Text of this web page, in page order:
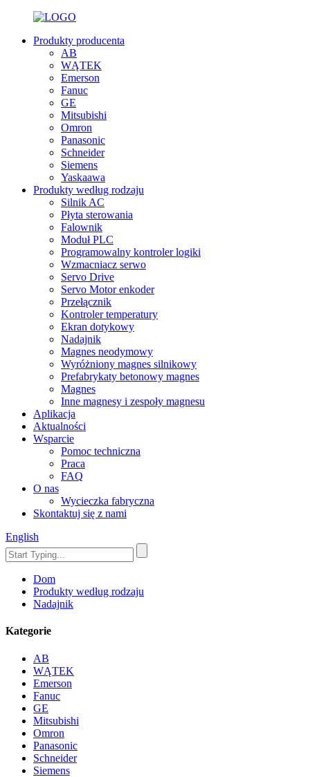
Produkty producenta
AB
WĄTEK
Emerson
Fanuc
GE
Mitsubishi
Omron
Panasonic
Schneider
Siemens
Yaskaawa
Produkty według rodzaju
Silnik AC
Płyta sterowania
Falownik
Moduł PLC
Programowalny kontroler logiki
Wzmacniacz serwo
Servo Drive
Servo Motor enkoder
Przełącznik
Kontroler temperatury
Ekran dotykowy
Nadajnik
Magnes neodymowy
Wyróżniony magnes silnikowy
Prefabrykaty betonowy magnes
Magnes
Inne magnesy i zespoły magnesu
Aplikacja
Aktualności
Wsparcie
Pomoc techniczna
Praca
FAQ
O nas
Wycieczka fabryczna
Skontaktuj się z nami
English
Dom
Produkty według rodzaju
Nadajnik
Kategorie
AB
WĄTEK
Emerson
Fanuc
GE
Mitsubishi
Omron
Panasonic
Schneider
Siemens